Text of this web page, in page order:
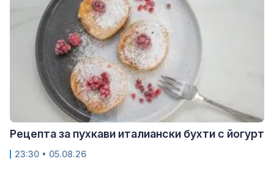
Рецепта за пухкави италиански бухти с йогурт
23:30 • 05.08.26